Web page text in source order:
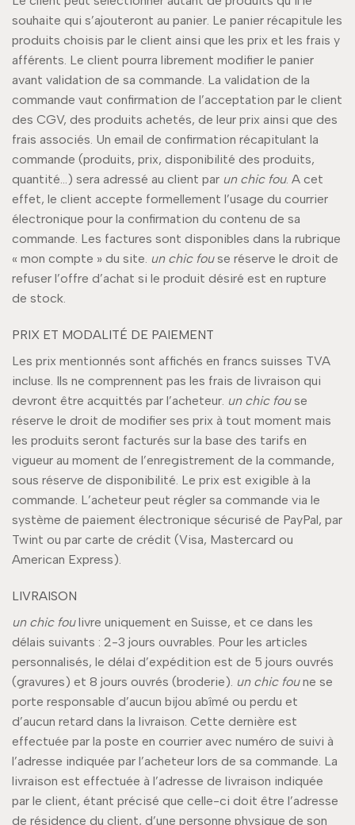
souhaite qui s’ajouteront au panier. Le panier récapitule les
produits choisis par le client ainsi que les prix et les frais y
afférents. Le client pourra librement modifier le panier
avant validation de sa commande. La validation de la
commande vaut confirmation de l’acceptation par le client
des CGV, des produits achetés, de leur prix ainsi que des
frais associés. Un email de confirmation récapitulant la
commande (produits, prix, disponibilité des produits,
quantité…) sera adressé au client par un chic fou. A cet
effet, le client accepte formellement l’usage du courrier
électronique pour la confirmation du contenu de sa
commande. Les factures sont disponibles dans la rubrique
« mon compte » du site. un chic fouse réserve le droit de
refuser l’offre d’achat si le produit désiré est en rupture
de stock.
PRIX ET MODALITÉ DE PAIEMENT
Les prix mentionnés sont affichés en francs suisses TVA
incluse. Ils ne comprennent pas les frais de livraison qui
devront être acquittés par l’acheteur. un chic fouse
réserve le droit de modifier ses prix à tout moment mais
les produits seront facturés sur la base des tarifs en
vigueur au moment de l’enregistrement de la commande,
sous réserve de disponibilité. Le prix est exigible à la
commande. L’acheteur peut régler sa commande via le
système de paiement électronique sécurisé de PayPal, par
Twint ou par carte de crédit (Visa, Mastercard ou
American Express).
LIVRAISON
un chic foulivre uniquement en Suisse, et ce dans les
délais suivants : 2-3 jours ouvrables. Pour les articles
personnalisés, le délai d’expédition est de 5 jours ouvrés
(gravures) et 8 jours ouvrés (broderie). un chic foune se
porte responsable d’aucun bijou abîmé ou perdu et
d’aucun retard dans la livraison. Cette dernière est
effectuée par la poste en courrier avec numéro de suivi à
l’adresse indiquée par l’acheteur lors de sa commande. La
livraison est effectuée à l’adresse de livraison indiquée
par le client, étant précisé que celle-ci doit être l’adresse
de résidence du client, d’une personne physique de son